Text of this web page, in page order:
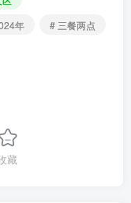
年
# 三餐两点
藏